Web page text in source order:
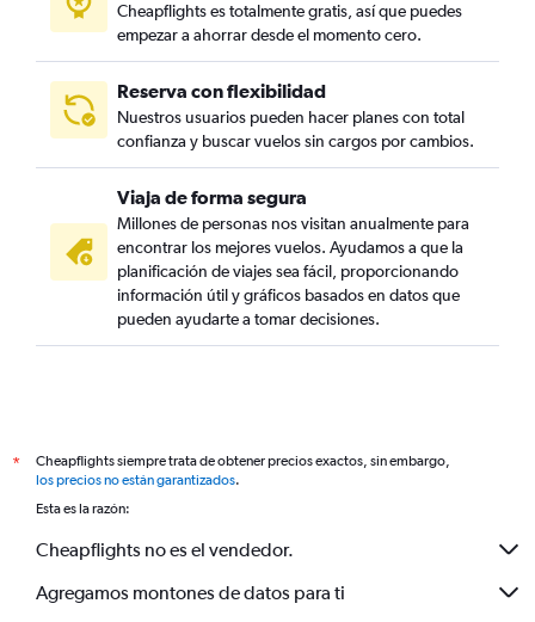
Cheapflights es totalmente gratis, así que puedes
empezar a ahorrar desde el momento cero.
Reserva con flexibilidad
Nuestros usuarios pueden hacer planes con total
confianza y buscar vuelos sin cargos por cambios.
Viaja de forma segura
Millones de personas nos visitan anualmente para
encontrar los mejores vuelos. Ayudamos a que la
planificación de viajes sea fácil, proporcionando
información útil y gráficos basados en datos que
pueden ayudarte a tomar decisiones.
*
Cheapflights siempre trata de obtener precios exactos, sin embargo,
los precios no están garantizados.
Esta es la razón:
Cheapflights no es el vendedor.
Agregamos montones de datos para ti